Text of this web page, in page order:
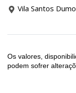
Vila Santos
Os valores,
podem sofrer